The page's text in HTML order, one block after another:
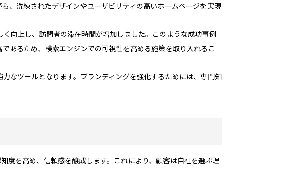
、洗練されたデザインやユーザビリティの高いホームページを実現
向上し、訪問者の滞在時間が増加しました。このような成功事例
あるため、検索エンジンでの可視性を高める施策を取り入れるこ
なツールとなります。ブランディングを強化するためには、専門知
度を高め、信頼感を醸成します。これにより、顧客は自社を選ぶ理